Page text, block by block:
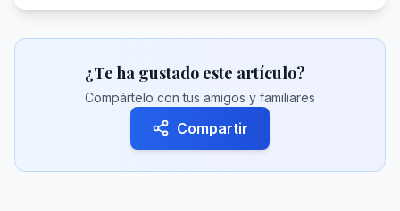
¿Te ha gustado este artículo?
Compártelo con tus amigos y familiares
Compartir